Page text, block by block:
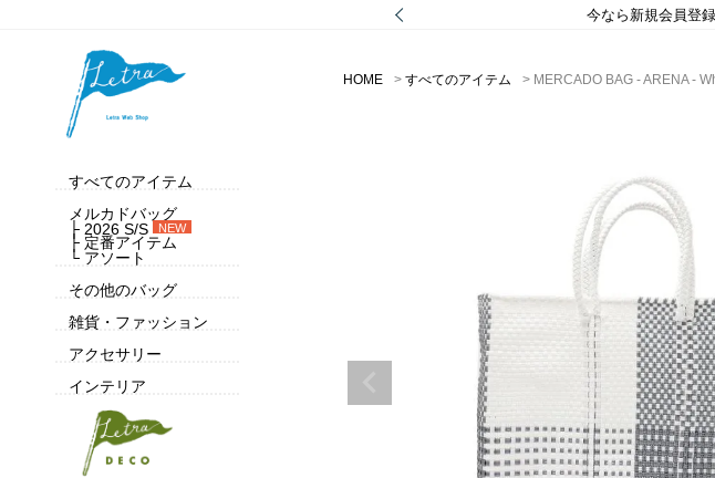
今なら新規会員登
すべてのアイテム
メルカドバッグ
├ 2026 S/S
NEW
├ 定番アイテム
└ アソート
その他のバッグ
雑貨・ファッション
アクセサリー
インテリア
HOME すべてのアイテム MERCADO BAG - ARENA -